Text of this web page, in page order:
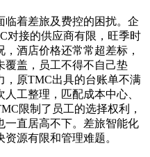
临着差旅及费控的困扰。企
对接的供应商有限，旺季时
酒店价格还常常超差标，
覆盖，员工不得不自己垫
，原TMC出具的台账单不满
工整理，匹配成本中心、
限制了员工的选择权利，
一直居高不下。差旅智能化
源有限和管理难题。